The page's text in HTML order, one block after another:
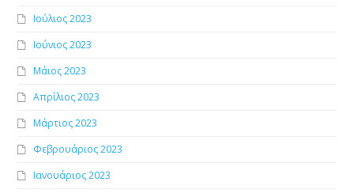
Ιούλιος 2023
Ιούνιος 2023
Μάιος 2023
Απρίλιος 2023
Μάρτιος 2023
Φεβρουάριος 2023
Ιανουάριος 2023